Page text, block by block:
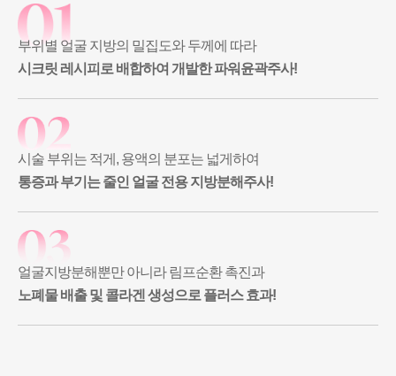
부위별 얼굴 지방의 밀집도와 두께에 따라
시크릿 레시피로 배합하여 개발한 파워윤곽주사!
시술 부위는 적게, 용액의 분포는 넓게하여
통증과 부기는 줄인 얼굴 전용 지방분해주사!
얼굴지방분해뿐만 아니라 림프순환 촉진과
노폐물 배출 및 콜라겐 생성으로 플러스 효과!